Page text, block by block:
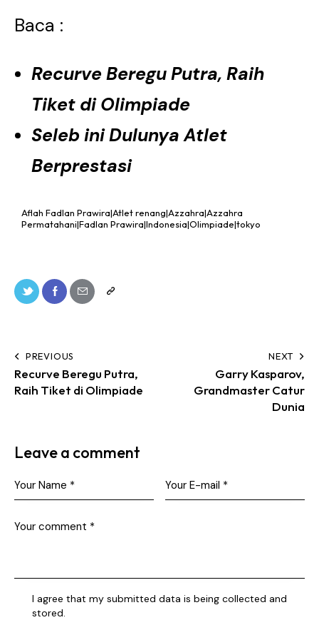
Baca :
Recurve Beregu Putra, Raih
Tiket di Olimpiade
Seleb ini Dulunya Atlet
Berprestasi
Aflah Fadlan Prawira|Atlet renang|Azzahra|Azzahra
Permatahani|Fadlan Prawira|Indonesia|Olimpiade|tokyo
PREVIOUS
Recurve Beregu Putra,
Raih Tiket di Olimpiade
NEXT
Garry Kasparov,
Grandmaster Catur
Dunia
Leave a comment
I agree that my submitted data is being collected and
stored.